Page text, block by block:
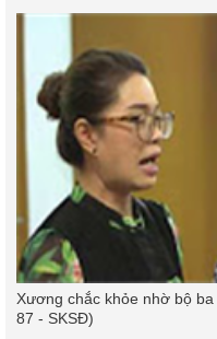
Xương chắc khỏe nhờ bộ
87 - SKSĐ)